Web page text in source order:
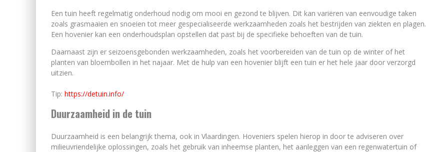
Een tuin heeft regelmatig onderhoud nodig om mooi en gezond te blijven. Dit kan variëren van eenvoudige taken
zoals grasmaaien en snoeien tot meer gespecialiseerde werkzaamheden zoals het bestrijden van ziekten en plagen.
Een hovenier kan een onderhoudsplan opstellen dat past bij de specifieke behoeften van de tuin.
Daarnaast zijn er seizoensgebonden werkzaamheden, zoals het voorbereiden van de tuin op de winter of het
planten van bloembollen in het najaar. Met de hulp van een hovenier blijft een tuin er het hele jaar door verzorgd
uitzien.
Tip: https://detuin.info/
Duurzaamheid in de tuin
Duurzaamheid is een belangrijk thema, ook in Vlaardingen. Hoveniers spelen hierop in door te adviseren over
milieuvriendelijke oplossingen, zoals het gebruik van inheemse planten, het aanleggen van een regenwatertuin of